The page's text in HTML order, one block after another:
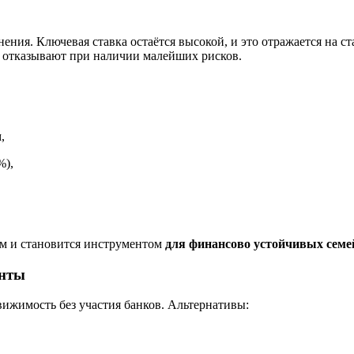
Ключевая ставка остаётся высокой, и это отражается на
при наличии малейших рисков.
и становится инструментом для финансово устойчивых
без участия банков. Альтернативы: